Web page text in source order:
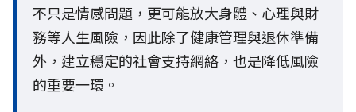
不只是情感問題，更可能放大身體、心理與財
務等人生風險，因此除了健康管理與退休準備
外，建立穩定的社會支持網絡，也是降低風險
的重要一環。